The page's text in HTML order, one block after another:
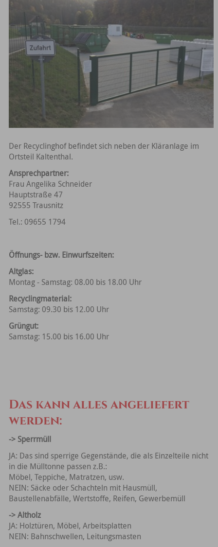
Der Recyclinghof befindet sich neben der Kläranlage im
Ortsteil Kaltenthal.
Ansprechpartner:
Frau Angelika Schneider
Hauptstraße 47
92555 Trausnitz
Tel.: 09655 1794
Öffnungs- bzw. Einwurfszeiten:
Altglas:
Montag - Samstag: 08.00 bis 18.00 Uhr
Recyclingmaterial:
Samstag: 09.30 bis 12.00 Uhr
Grüngut:
Samstag: 15.00 bis 16.00 Uhr
Das kann alles angeliefert
werden:
-> Sperrmüll
JA: Das sind sperrige Gegenstände, die als Einzelteile nicht
in die Mülltonne passen z.B.:
Möbel, Teppiche, Matratzen, usw.
NEIN: Säcke oder Schachteln mit Hausmüll,
Baustellenabfälle, Wertstoffe, Reifen, Gewerbemüll
-> Altholz
JA: Holztüren, Möbel, Arbeitsplatten
NEIN: Bahnschwellen, Leitungsmasten